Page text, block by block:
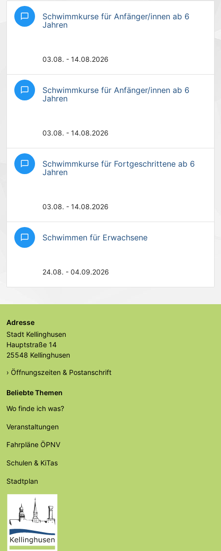
chat_bubble_outline
Schwimmkurse für Anfänger/innen ab 6
Jahren
03.08. - 14.08.2026
chat_bubble_outline
Schwimmkurse für Anfänger/innen ab 6
Jahren
03.08. - 14.08.2026
chat_bubble_outline
Schwimmkurse für Fortgeschrittene ab 6
Jahren
03.08. - 14.08.2026
chat_bubble_outline Schwimmen für Erwachsene
24.08. - 04.09.2026
Adresse
Stadt Kellinghusen
Hauptstraße 14
25548 Kellinghusen
› Öffnungszeiten & Postanschrift
Beliebte Themen
Wo finde ich was?
Veranstaltungen
Fahrpläne ÖPNV
Schulen & KiTas
Stadtplan